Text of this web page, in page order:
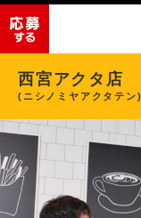
西宮アクタ店
(ニシノミヤアクタテン)